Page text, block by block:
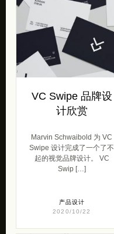
VC Swipe 品牌设
计欣赏
Marvin Schwaibold 为 VC
Swipe 设计完成了一个了不
起的视觉品牌设计。 VC
Swip […]
产品设计
2020/10/22